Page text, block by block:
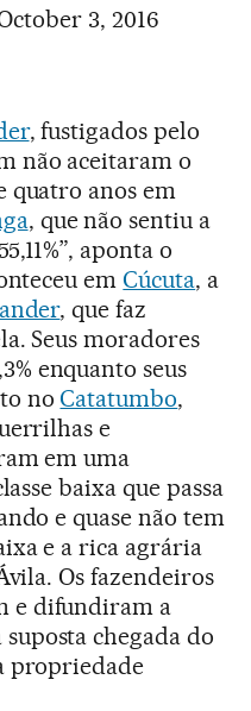
3, 2016
, fustigados pelo
não aceitaram o
quatro anos em
, que não sentiu a
aponta o
emCúcuta, a
, que faz
Seus moradores
enquanto seus
noCatatumbo,
e
em uma
baixa que passa
e quase não tem
e a rica agrária
Os fazendeiros
e difundiram a
chegada do
propriedade